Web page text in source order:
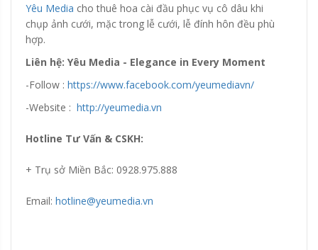
Yêu Media cho thuê hoa cài đầu phục vụ cô dâu khi
chụp ảnh cưới, mặc trong lễ cưới, lễ đính hôn đều phù
hợp.
Liên hệ: Yêu Media - Elegance in Every Moment
-Follow : https://www.facebook.com/yeumediavn/
-Website : http://yeumedia.vn
Hotline Tư Vấn & CSKH:
+ Trụ sở Miền Bắc: 0928.975.888
Email: hotline@yeumedia.vn